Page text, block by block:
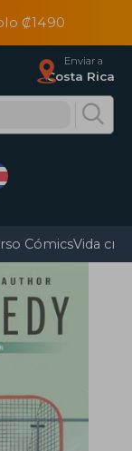
₡1490
Enviar a
Costa Rica
CómicsVida